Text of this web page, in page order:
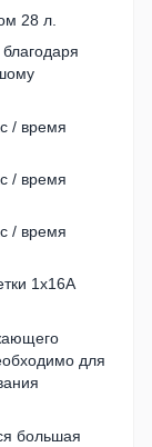
28 л.
/ время
/ время
/ время
1х16А
для
большая